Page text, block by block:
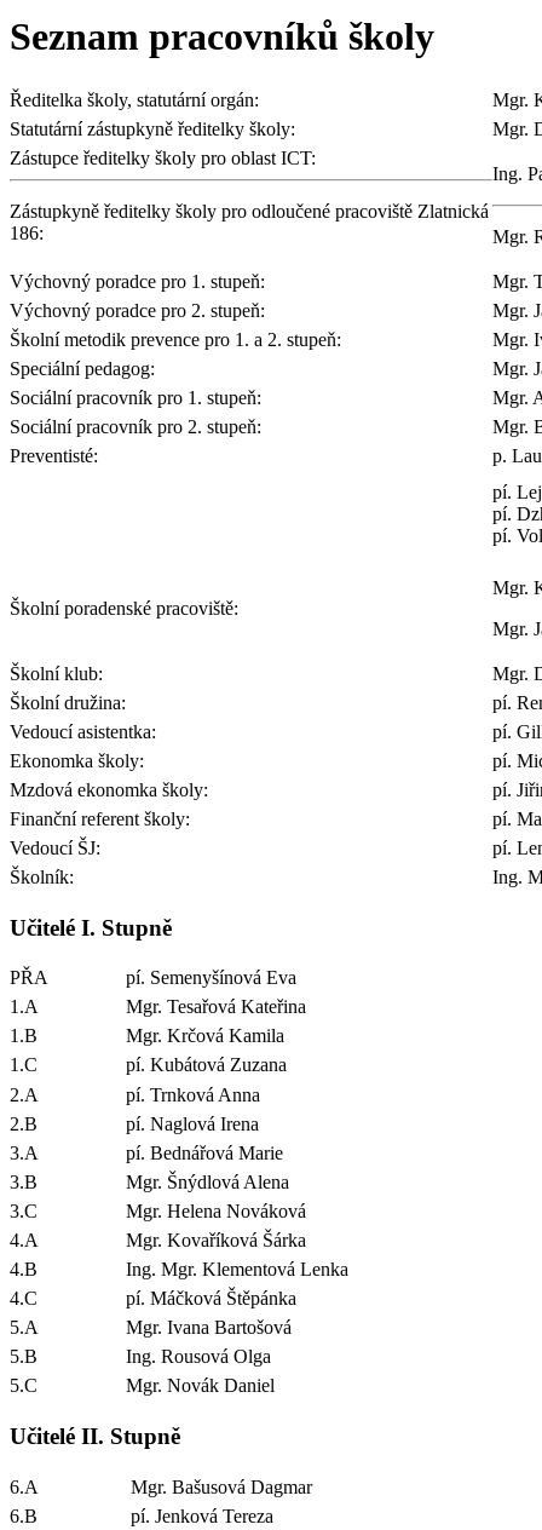
Seznam pracovníků školy
Ředitelka školy, statutární orgán:
Mgr.
Statutární zástupkyně ředitelky školy:
Mgr.
Zástupce ředitelky školy pro oblast ICT:
Zástupkyně ředitelky školy pro odloučené pracoviště Zlatnická
186:
Ing.
Mgr.
Výchovný poradce pro 1. stupeň:
Mgr.
Výchovný poradce pro 2. stupeň:
Mgr.
Školní metodik prevence pro 1. a 2. stupeň:
Mgr.
Speciální pedagog:
Mgr.
Sociální pracovník pro 1. stupeň:
Mgr.
Sociální pracovník pro 2. stupeň:
Mgr.
Preventisté:
p.
pí.
pí.
pí.
Školní poradenské pracoviště:
Mgr.
Mgr.
Školní klub:
Mgr.
Školní družina:
pí.
Vedoucí asistentka:
pí.
Ekonomka školy:
pí.
Mzdová ekonomka školy:
pí.
Finanční referent školy:
pí.
Vedoucí ŠJ:
pí.
Školník:
Ing.
Učitelé I. Stupně
PŘA
pí. Semenyšínová Eva
1.A
Mgr. Tesařová Kateřina
1.B
Mgr. Krčová Kamila
1.C
pí. Kubátová Zuzana
2.A
pí. Trnková Anna
2.B
pí. Naglová Irena
3.A
pí. Bednářová Marie
3.B
Mgr. Šnýdlová Alena
3.C
Mgr. Helena Nováková
4.A
Mgr. Kovaříková Šárka
4.B
Ing. Mgr. Klementová Lenka
4.C
pí. Máčková Štěpánka
5.A
Mgr. Ivana Bartošová
5.B
Ing. Rousová Olga
5.C
Mgr. Novák Daniel
Učitelé II. Stupně
6.A
Mgr. Bašusová Dagmar
6.B
pí. Jenková Tereza